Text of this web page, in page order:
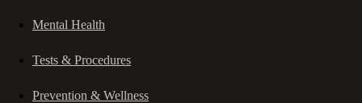
Mental Health
Tests & Procedures
Prevention & Wellness